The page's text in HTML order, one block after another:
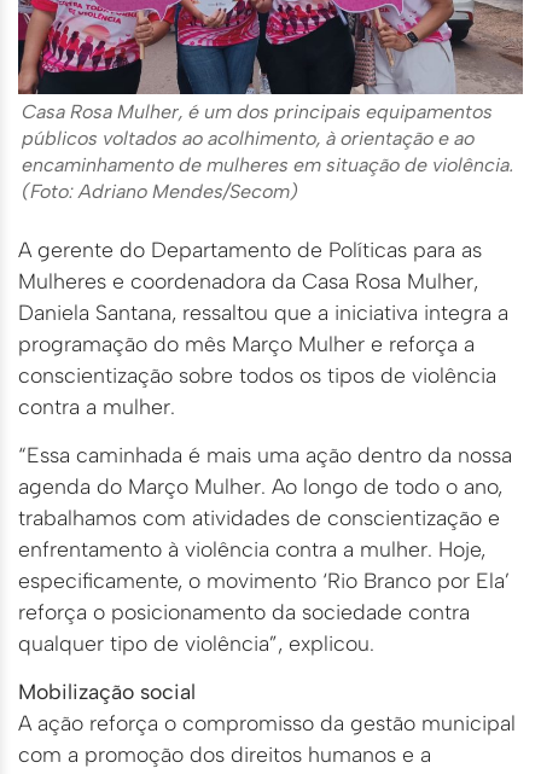
Casa Rosa Mulher, é um dos principais equipamentos
públicos voltados ao acolhimento, à orientação e ao
encaminhamento de mulheres em situação de violência.
(Foto: Adriano Mendes/Secom)
A gerente do Departamento de Políticas para as
Mulheres e coordenadora da Casa Rosa Mulher,
Daniela Santana, ressaltou que a iniciativa integra a
programação do mês Março Mulher e reforça a
conscientização sobre todos os tipos de violência
contra a mulher.
“Essa caminhada é mais uma ação dentro da nossa
agenda do Março Mulher. Ao longo de todo o ano,
trabalhamos com atividades de conscientização e
enfrentamento à violência contra a mulher. Hoje,
especificamente, o movimento ‘Rio Branco por Ela’
reforça o posicionamento da sociedade contra
qualquer tipo de violência”, explicou.
Mobilização social
A ação reforça o compromisso da gestão municipal
com a promoção dos direitos humanos e a